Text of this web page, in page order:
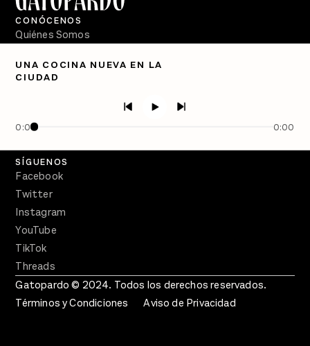
UNA COCINA NUEVA EN LA
CIUDAD
0:00 0:00
CONÓCENOS
Quiénes Somos
PÓDCASTS
Crecer en Distopía
SÍGUENOS
Facebook
Twitter
Instagram
YouTube
TikTok
Threads
Gatopardo © 2024. Todos los derechos reservados.
Términos y Condiciones
Aviso de Privacidad